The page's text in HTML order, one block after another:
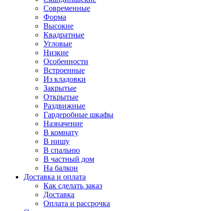
Современные
Форма
Высокие
Квадратные
Угловые
Низкие
Особенности
Встроенные
Из кладовки
Закрытые
Открытые
Раздвижные
Гардеробные шкафы
Назначение
В комнату
В нишу
В спальню
В частный дом
На балкон
Доставка и оплата
Как сделать заказ
Доставка
Оплата и рассрочка